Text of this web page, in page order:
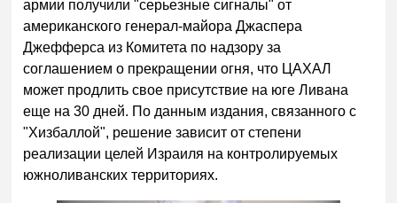
армии получили "серьезные сигналы" от
американского генерал-майора Джаспера
Джефферса из Комитета по надзору за
соглашением о прекращении огня, что ЦАХАЛ
может продлить свое присутствие на юге Ливана
еще на 30 дней. По данным издания, связанного с
"Хизбаллой", решение зависит от степени
реализации целей Израиля на контролируемых
южноливанских территориях.